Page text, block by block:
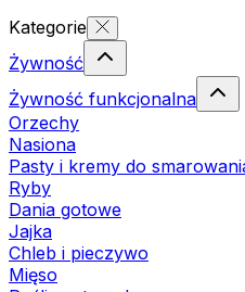
Kategorie
Żywność
Żywność funkcjonalna
Orzechy
Nasiona
Pasty i kremy do
Ryby
Dania gotowe
Jajka
Chleb i pieczywo
Mięso